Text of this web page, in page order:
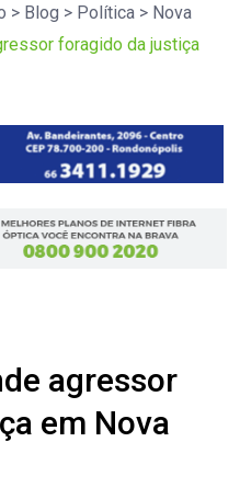
> Blog > Política > Nova
foragido da justiça
agressor
em Nova